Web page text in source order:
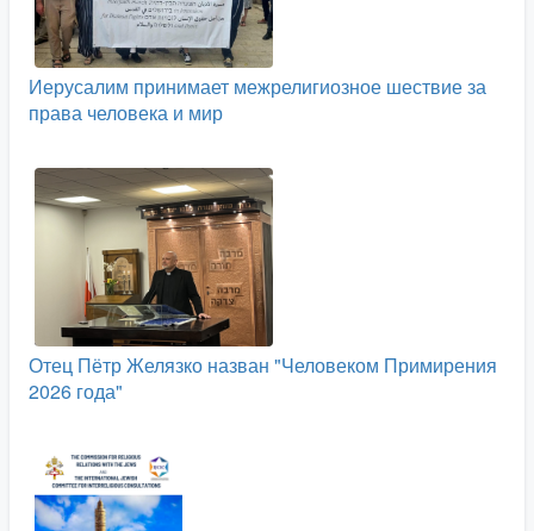
Иерусалим принимает межрелигиозное шествие за
права человека и мир
Отец Пётр Желязко назван "Человеком Примирения
2026 года"